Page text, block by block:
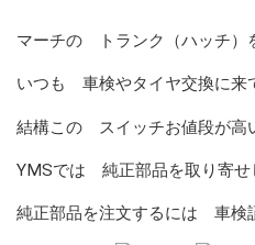
マーチの トランク（ハッチ
いつも 車検やタイヤ交換に
結構この スイッチお値段が高
YMSでは 純正部品を取り寄せ
純正部品を注文するには 車検